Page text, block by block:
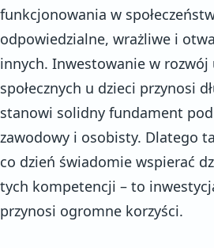
funkcjonowania w
odpowiedzialne, wrażliwe i
innych. Inwestowanie w
społecznych u dzieci przynosi
stanowi solidny fundament pod
zawodowy i osobisty. Dlatego
co dzień świadomie wspierać
tych kompetencji – to
przynosi ogromne korzyści.